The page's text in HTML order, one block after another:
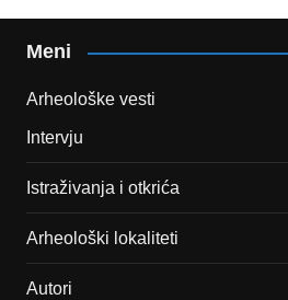
Meni
Arheološke vesti
Intervju
Istraživanja i otkrića
Arheološki lokaliteti
Autori